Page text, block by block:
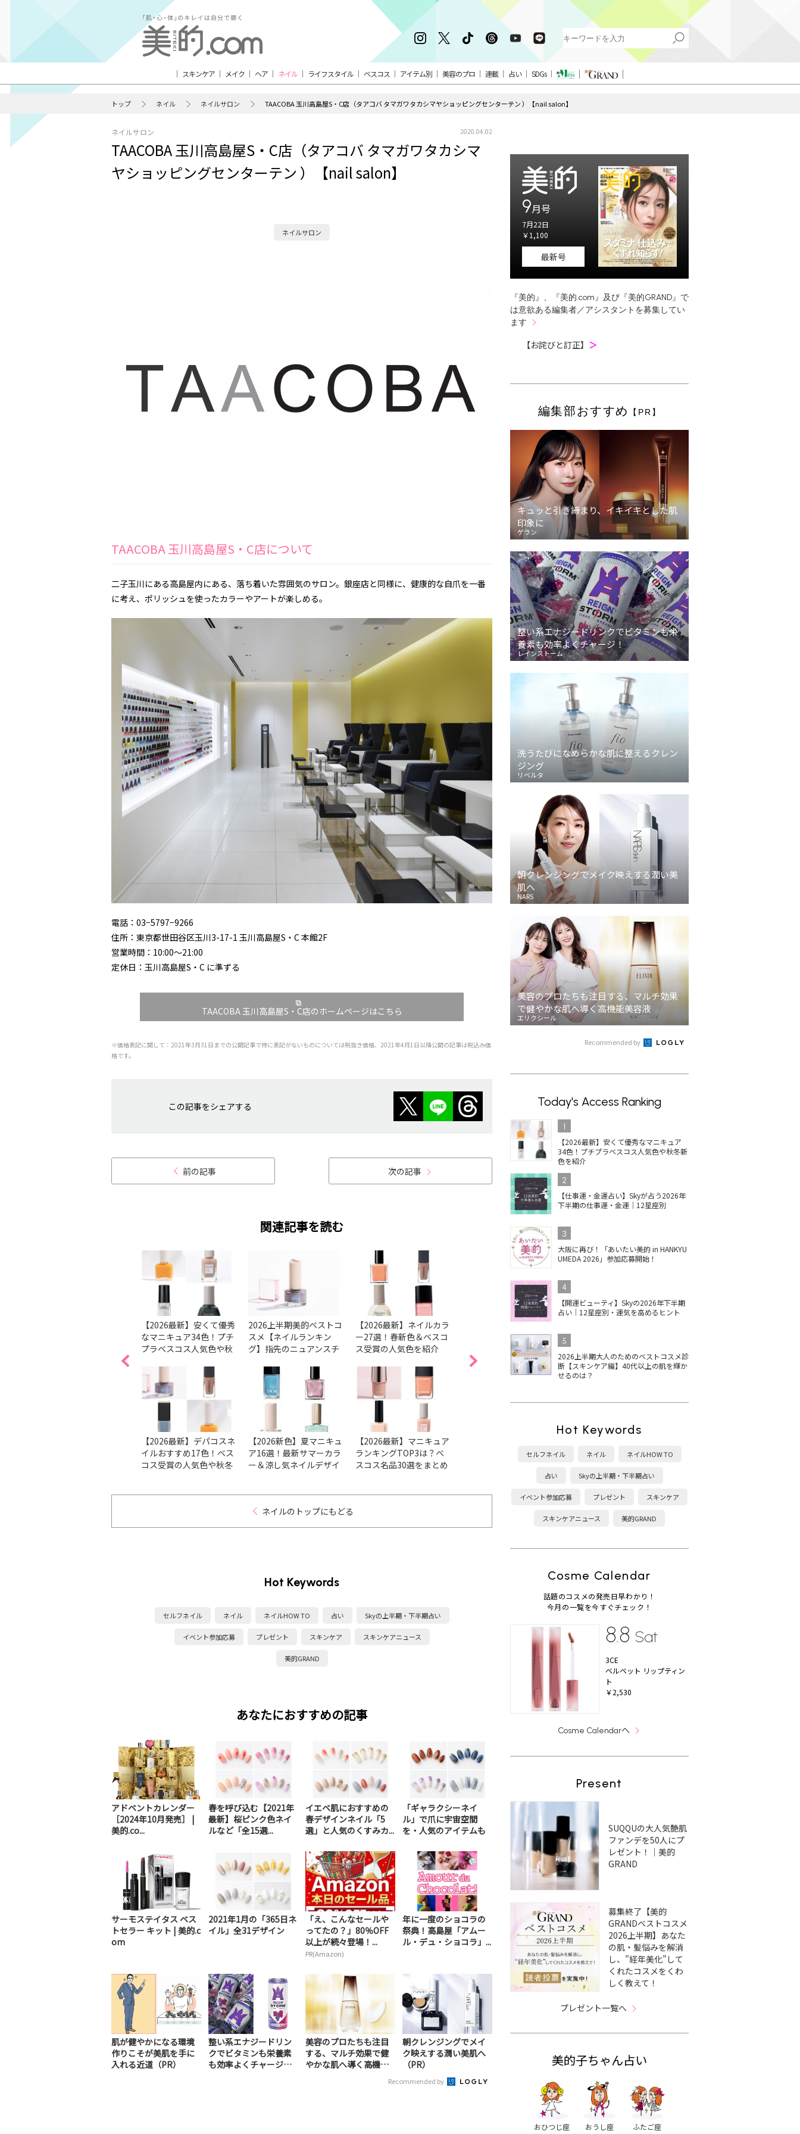
スキンケア メイク ヘア ネイル ライフスタイル ベスコス アイテム別 美容のプロ 連載 占い SDGs
トップ ネイル ネイルサロン TAACOBA 玉川高島屋S・C店（タアコバ タマガワタカシマヤショッピングセンターテン ）【nail salon】
ネイルサロン 2020.04.02
TAACOBA 玉川高島屋S・C店（タアコバ タマガワタカシマ
ヤショッピングセンターテン ）【nail salon】
ネイルサロン
TAACOBA 玉川高島屋S・C店について
二子玉川にある高島屋内にある、落ち着いた雰囲気のサロン。銀座店と同様に、健康的な自爪を一番
に考え、ポリッシュを使ったカラーやアートが楽しめる。
電話：03−5797−9266
住所：東京都世田谷区玉川3-17-1 玉川高島屋S・C 本館2F
営業時間：10:00〜21:00
定休日：玉川高島屋S・C に準ずる
TAACOBA 玉川高島屋S・C店のホームページはこちら
※価格表記に関して：2021年3月31日までの公開記事で特に表記がないものについては税抜き価格、2021年4月1日以降公開の記事は税込み価
格です。
この記事をシェアする
前の記事 次の記事
関連記事を読む
【2026最新】安くて優秀
なマニキュア34色！プチ
プラベスコス人気色や秋
【2026最新】デパコスネ
イルおすすめ17色！ベス
コス受賞の人気色や秋冬
2026上半期美的ベストコ
スメ【ネイルランキン
グ】指先のニュアンスチ
本でかなう♡
【2026新色】夏マニキュ
ア16選！最新サマーカラ
ー＆涼し気ネイルデザイ
【2026最新】ネイルカラ
ー27選！春新色＆ベスコ
ス受賞の人気色を紹介
【2026最新】マニキュア
ランキングTOP3は？ベ
スコス名品30選をまとめ
【2026最新】ネイルの人
気色38選！ベスコス受賞
色＆春の新色・限定色ま
とめ
ョンの人気ネイル5選！
が最新ベスコス1位！上
品ツヤベージュに注目
の人気色は？2025秋冬限
ーを紹介
コス受賞は？
ネイルのトップにもどる
Hot Keywords
セルフネイル ネイル ネイルHOW TO 占い Skyの上半期・下半期占い
イベント参加応募 プレゼント スキンケア スキンケアニュース
美的GRAND
あなたにおすすめの記事
アドベントカレンダー
［2024年10月発売］ |
美的.co...
春を呼び込む【2021年
最新】桜ピンク色ネイ
ルなど「全15選...
イエベ肌におすすめの
春デザインネイル「5
選」と人気のくすみカ...
「ギャラクシーネイ
ル」で爪に宇宙空間
を・人気のアイテムも
サーモステイタス ベス
トセラー キット | 美的.c
om
2021年1月の「365日ネ
イル」全31デザイン
「え、こんなセールや
ってたの？」80％OFF
以上が続々登場！...
PR(Amazon)
年に一度のショコラの
祭典！高島屋「アムー
ル・デュ・ショコラ」...
肌が健やかになる環境
作りこそが美肌を手に
入れる近道（PR）
整い系エナジードリン
クでビタミンも栄養素
も効率よくチャージ！
美容のプロたちも注目
する、マルチ効果で健
やかな肌へ導く高機能
朝クレンジングでメイ
ク映えする潤い美肌へ
（PR）
Recommended by
9月号
7月22日
￥1,100
最新号
『美的』、『美的.com』及び『美的GRAND』で
は意欲ある編集者／アシスタントを募集してい
ます
【お詫びと訂正】 ＞
編集部おすすめ 【PR】
キュッと引き締まり、イキイキとした肌
印象に
ゲラン
整い系エナジードリンクでビタミンも栄
養素も効率よくチャージ！
レインストーム
洗うたびになめらかな肌に整えるクレン
ジング
リベルタ
朝クレンジングでメイク映えする潤い美
肌へ
NARS
美容のプロたちも注目する、マルチ効果
で健やかな肌へ導く高機能美容液
エリクシール
Recommended by
Today's Access Ranking
1
【2026最新】安くて優秀なマニキュア
34色！プチプラベスコス人気色や秋冬新
色を紹介
2
【仕事運・金運占い】Skyが占う2026年
下半期の仕事運・金運｜12星座別
3
大阪に再び！「あいたい美的 in HANKYU
UMEDA 2026」参加応募開始！
4
【開運ビューティ】Skyの2026年下半期
占い｜12星座別・運気を高めるヒント
5
2026上半期大人のためのベストコスメ診
断【スキンケア編】40代以上の肌を輝か
せるのは？
Hot Keywords
セルフネイル ネイル ネイルHOW TO
占い Skyの上半期・下半期占い
イベント参加応募 プレゼント スキンケア
スキンケアニュース 美的GRAND
Cosme Calendar
話題のコスメの発売日早わかり！
今月の一覧を今すぐチェック！
8.8 Sat
3CE
ベルベット リップティン
ト
￥2,530
Cosme Calendarへ
Present
SUQQUの大人気艶肌
ファンデを50人にプ
レゼント！｜美的
GRAND
募集終了【美的
GRANDベストコスメ
2026上半期】あなた
の肌・髪悩みを解消
し、”経年美化”して
くれたコスメをくわ
しく教えて！
プレゼント一覧へ
美的子ちゃん占い
おひつじ座 おうし座 ふたご座